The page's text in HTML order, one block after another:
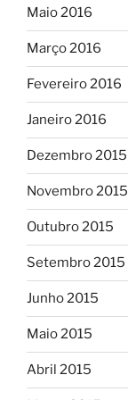
Maio 2016
Março 2016
Fevereiro 2016
Janeiro 2016
Dezembro 2015
Novembro 2015
Outubro 2015
Setembro 2015
Junho 2015
Maio 2015
Abril 2015